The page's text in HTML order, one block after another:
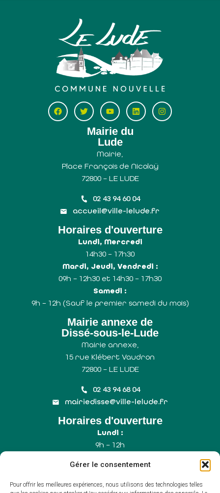
Gérer le consentement
Pour offrir les meilleures expériences, nous utilisons des technologies telles
Mairie du
Lude
Mairie,
Place François de Nicolaÿ
72800 – LE LUDE
02 43 94 60 04
accueil@ville-lelude.fr
Horaires d'ouverture
Lundi, Mercredi
14h30 – 17h30
Mardi, Jeudi, Vendredi :
09h – 12h30 et 14h30 – 17h30
Samedi :
9h – 12h (Sauf le premier samedi du mois)
Mairie annexe de
Dissé-sous-le-Lude
Mairie annexe,
15 rue Klébert Vaudron
72800 – LE LUDE
02 43 94 68 04
mairiedisse@ville-lelude.fr
Horaires d'ouverture
Lundi :
9h – 12h
9h – 12h
Samedi :